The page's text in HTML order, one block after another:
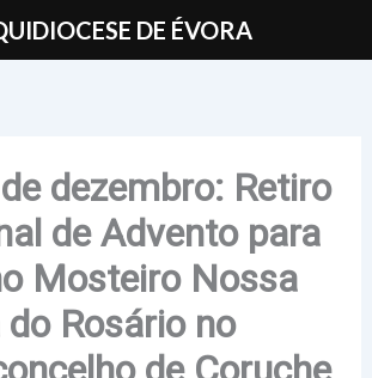
dezembro: Retiro
de Advento para
Mosteiro Nossa
do Rosário no
DE ÉVORA